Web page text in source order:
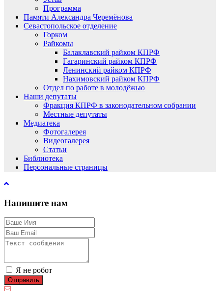
Программа
Памяти Александра Черемёнова
Севастопольское отделение
Горком
Райкомы
Балаклавский райком КПРФ
Гагаринский райком КПРФ
Ленинский райком КПРФ
Нахимовский райком КПРФ
Отдел по работе в молодёжью
Наши депутаты
Фракция КПРФ в законодательном собрании
Местные депутаты
Медиатека
Фотогалерея
Видеогалерея
Статьи
Библиотека
Персональные страницы
Напишите нам
Я не робот
Отправить